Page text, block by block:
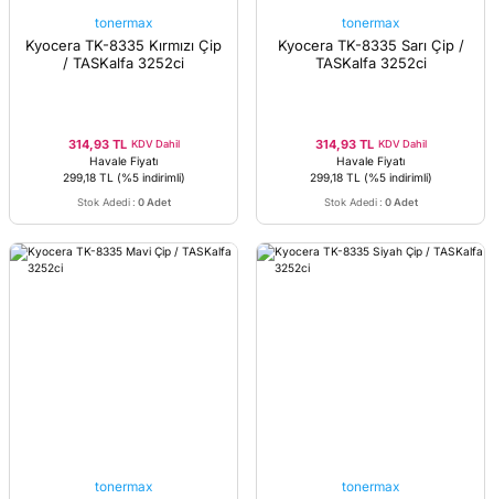
tonermax
Kyocera TK-8335 Kırmızı Çip
/ TASKalfa 3252ci
314,93 TL KDV Dahil
Havale Fiyatı
299,18 TL
(%5 indirimli)
Stok Adedi : 0 Adet
tonermax
Kyocera TK-8335 Sarı Çip /
TASKalfa 3252ci
314,93 TL KDV Dahil
Havale Fiyatı
299,18 TL
(%5 indirimli)
Stok Adedi : 0 Adet
tonermax tonermax